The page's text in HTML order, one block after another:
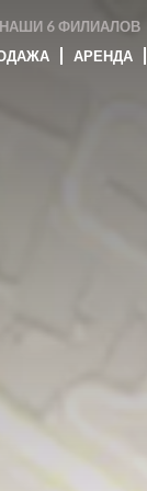
6 ФИЛИАЛОВ
АРЕНДА